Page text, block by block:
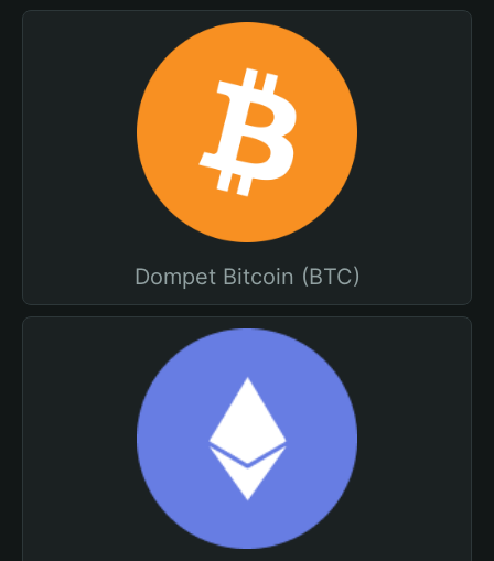
Dompet Bitcoin (BTC)